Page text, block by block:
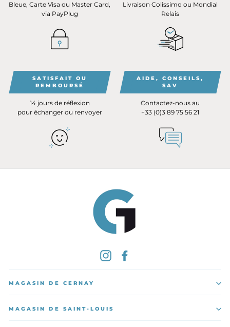
Bleue, Carte Visa ou Master Card,
via PayPlug
Livraison Colissimo ou Mondial
Relais
SATISFAIT OU
REMBOURSÉ
14 jours de réflexion
pour échanger ou renvoyer
AIDE, CONSEILS,
SAV
Contactez-nous au
+33 (0)3 89 75 56 21
Instagram
MAGASIN DE CERNAY
MAGASIN DE SAINT-LOUIS